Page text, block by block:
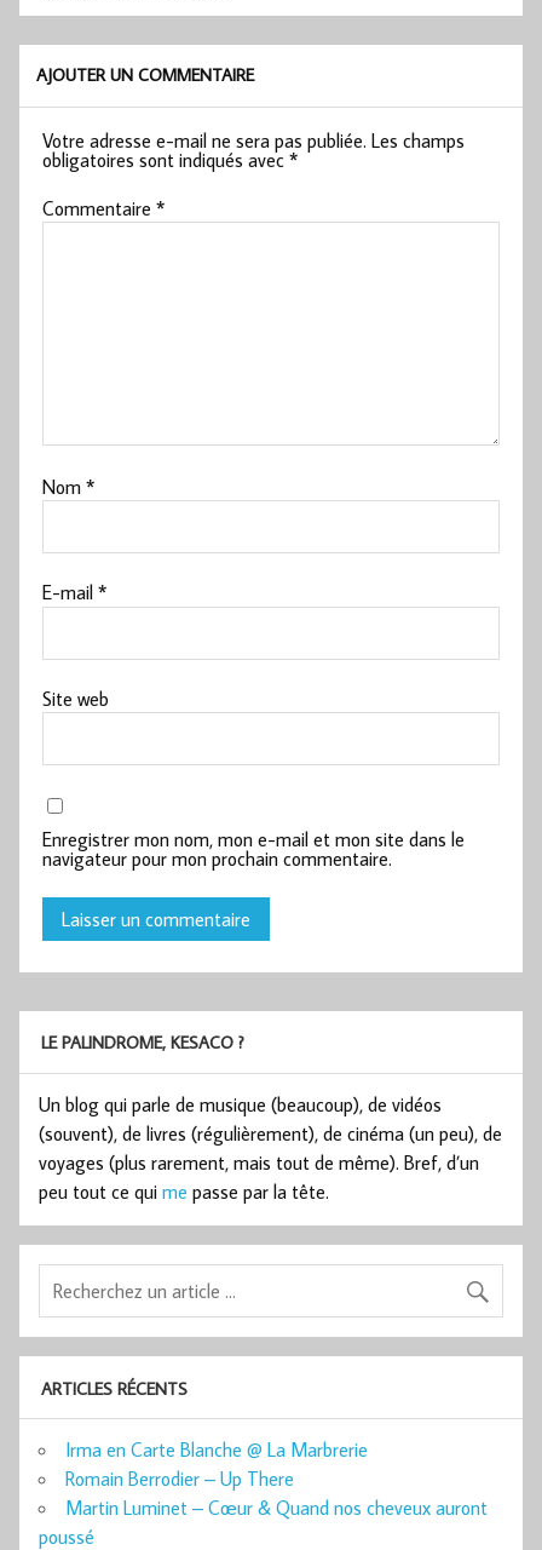
AJOUTER UN COMMENTAIRE
Votre adresse e-mail ne sera pas publiée. Les champs
obligatoires sont indiqués avec*
Commentaire*
Nom*
E-mail*
Site web
Enregistrer mon nom, mon e-mail et mon site dans le
navigateur pour mon prochain commentaire.
LE PALINDROME, KESACO ?
Un blog qui parle de musique (beaucoup), de vidéos
(souvent), de livres (régulièrement), de cinéma (un peu), de
voyages (plus rarement, mais tout de même). Bref, d’un
peu tout ce qui me passe par la tête.
ARTICLES RÉCENTS
Irma en Carte Blanche @ La Marbrerie
Romain Berrodier – Up There
Martin Luminet – Cœur & Quand nos cheveux auront
poussé